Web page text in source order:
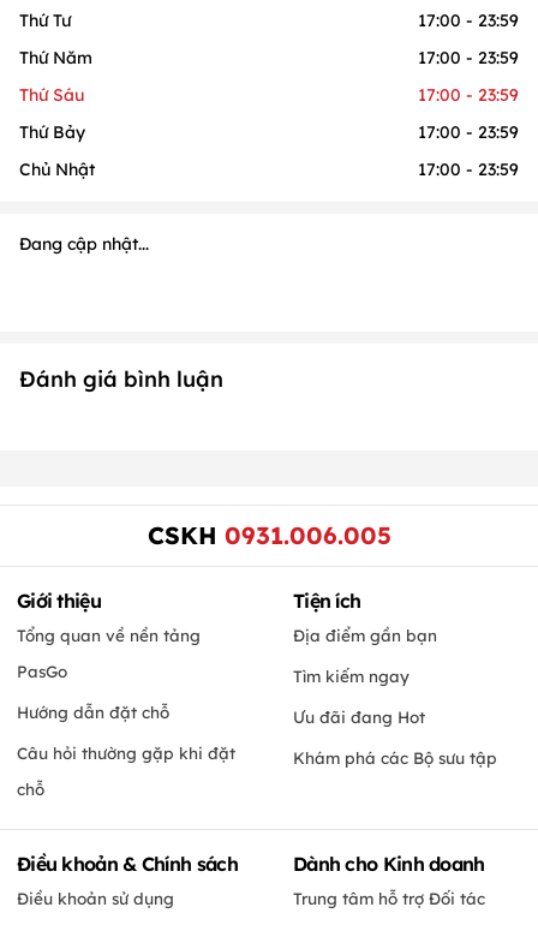
Thứ Tư
17:00 - 23:59
Thứ Năm
17:00 - 23:59
Thứ Sáu
17:00 - 23:59
Thứ Bảy
17:00 - 23:59
Chủ Nhật
17:00 - 23:59
Đang cập nhật...
Đánh giá bình luận
CSKH 0931.006.005
Giới thiệu
Tổng quan về nền tảng
PasGo
Hướng dẫn đặt chỗ
Câu hỏi thường gặp khi đặt
chỗ
Tiện ích
Địa điểm gần bạn
Tìm kiếm ngay
Ưu đãi đang Hot
Khám phá các Bộ sưu tập
Điều khoản & Chính sách
Điều khoản sử dụng
Dành cho Kinh doanh
Trung tâm hỗ trợ Đối tác